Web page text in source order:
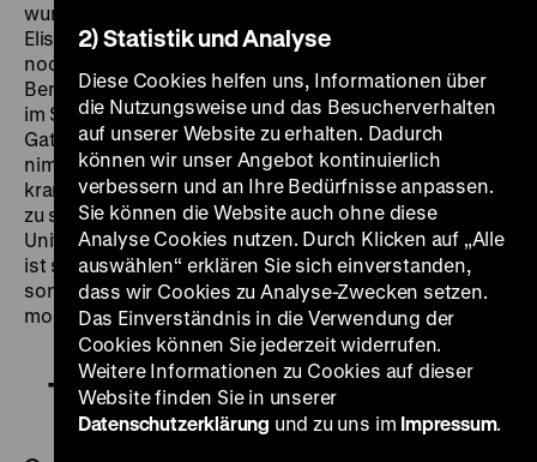
wurde sie kurz nacheinander von Marlene Dietrich und
Elisabeth Bergner gespielt. In der Rolle der beinahe
noch kindlichen Prinzessin von Anhalt-Zerbst steht
Bergner inThe Rise of Catherine the Greatzunächst
im Schatten von Douglas Fairbanks Jr., der ihren
Gatten verkörpert, den späteren Zaren Peter III. Dieser
nimmt sie für sich ein, macht sie dann aber durch sein
krankhaft eifersüchtiges, unberechenbares Benehmen
zu seiner Gegnerin. Wenn Katharina, in militärischer
Uniform mit Dreispitz und Degen vor ihr Regiment tritt,
ist sie nicht mehr ein Opfer männlicher Dominanz,
sondern eine starke Frau geworden, die führen will,
modern denkt und andere überzeugt. (ps)
The Rise of Catherine the Great
2) Statistik und Analyse
Diese Cookies helfen uns, Informationen über
die Nutzungsweise und das Besucherverhalten
auf unserer Website zu erhalten. Dadurch
können wir unser Angebot kontinuierlich
verbessern und an Ihre Bedürfnisse anpassen.
Sie können die Website auch ohne diese
Analyse Cookies nutzen. Durch Klicken auf „Alle
auswählen“ erklären Sie sich einverstanden,
dass wir Cookies zu Analyse-Zwecken setzen.
Das Einverständnis in die Verwendung der
Cookies können Sie jederzeit widerrufen.
Weitere Informationen zu Cookies auf dieser
Website finden Sie in unserer
Datenschutzerklärung und zu uns im Impressum.